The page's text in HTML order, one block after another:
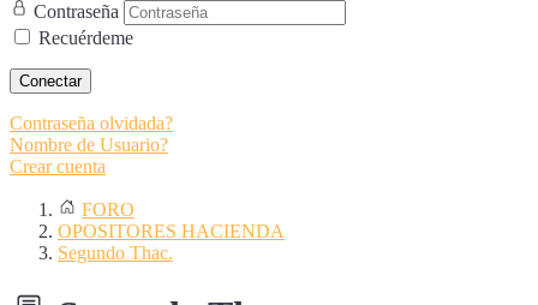
Contraseña
Recuérdeme
Conectar
Contraseña olvidada?
Nombre de Usuario?
Crear cuenta
FORO
OPOSITORES HACIENDA
Segundo Thac.